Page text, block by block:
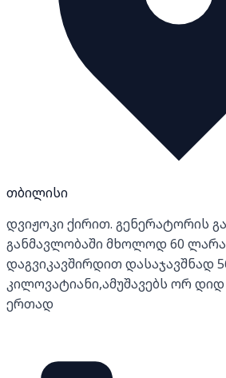
თბილისი
დვიჟოკი ქირით. გენერატორის
განმავლობაში მხოლოდ 60
დაგვიკავშირდით დასაჯავშნად
კილოვატიანი,ამუშავებს ორ
ერთად